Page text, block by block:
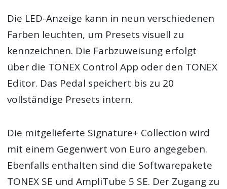
Die LED-Anzeige kann in neun verschiedenen
Farben leuchten, um Presets visuell zu
kennzeichnen. Die Farbzuweisung erfolgt
über die TONEX Control App oder den TONEX
Editor. Das Pedal speichert bis zu 20
vollständige Presets intern.
Die mitgelieferte Signature+ Collection wird
mit einem Gegenwert von Euro angegeben.
Ebenfalls enthalten sind die Softwarepakete
TONEX SE und AmpliTube 5 SE. Der Zugang zu